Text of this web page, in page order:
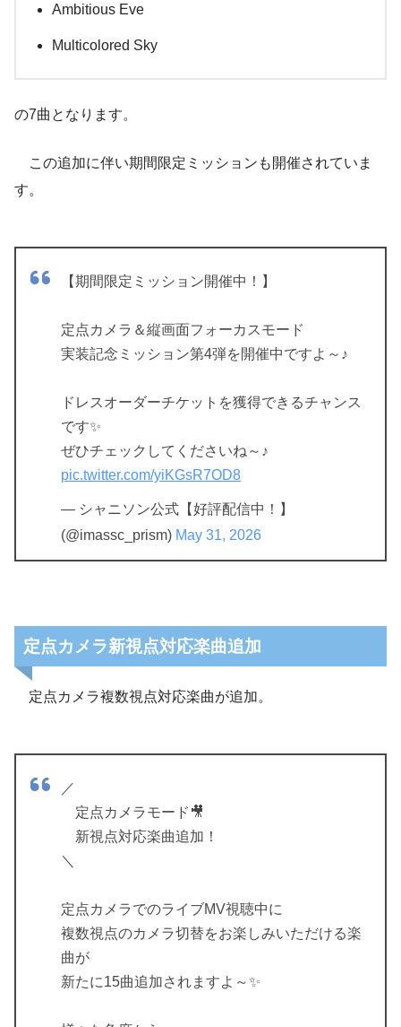
Ambitious Eve
Multicolored Sky
の7曲となります。
この追加に伴い期間限定ミッションも開催されていま
す。
【期間限定ミッション開催中！】
定点カメラ＆縦画面フォーカスモード
実装記念ミッション第4弾を開催中ですよ～♪
ドレスオーダーチケットを獲得できるチャンス
です✨
ぜひチェックしてくださいね～♪
pic.twitter.com/yiKGsR7OD8
— シャニソン公式【好評配信中！】
(@imassc_prism) May 31, 2026
定点カメラ新視点対応楽曲追加
定点カメラ複数視点対応楽曲が追加。
／
定点カメラモード🎥
新視点対応楽曲追加！
＼
定点カメラでのライブMV視聴中に
複数視点のカメラ切替をお楽しみいただける楽
曲が
新たに15曲追加されますよ～✨️